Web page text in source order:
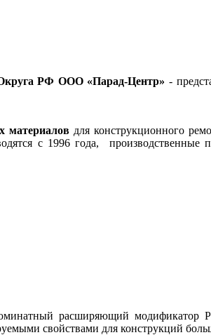
РФ ООО «Парад-Центр» -
материалов для конструкционного
с 1996 года, производственные
расширяющий модификатор
свойствами для конструкций